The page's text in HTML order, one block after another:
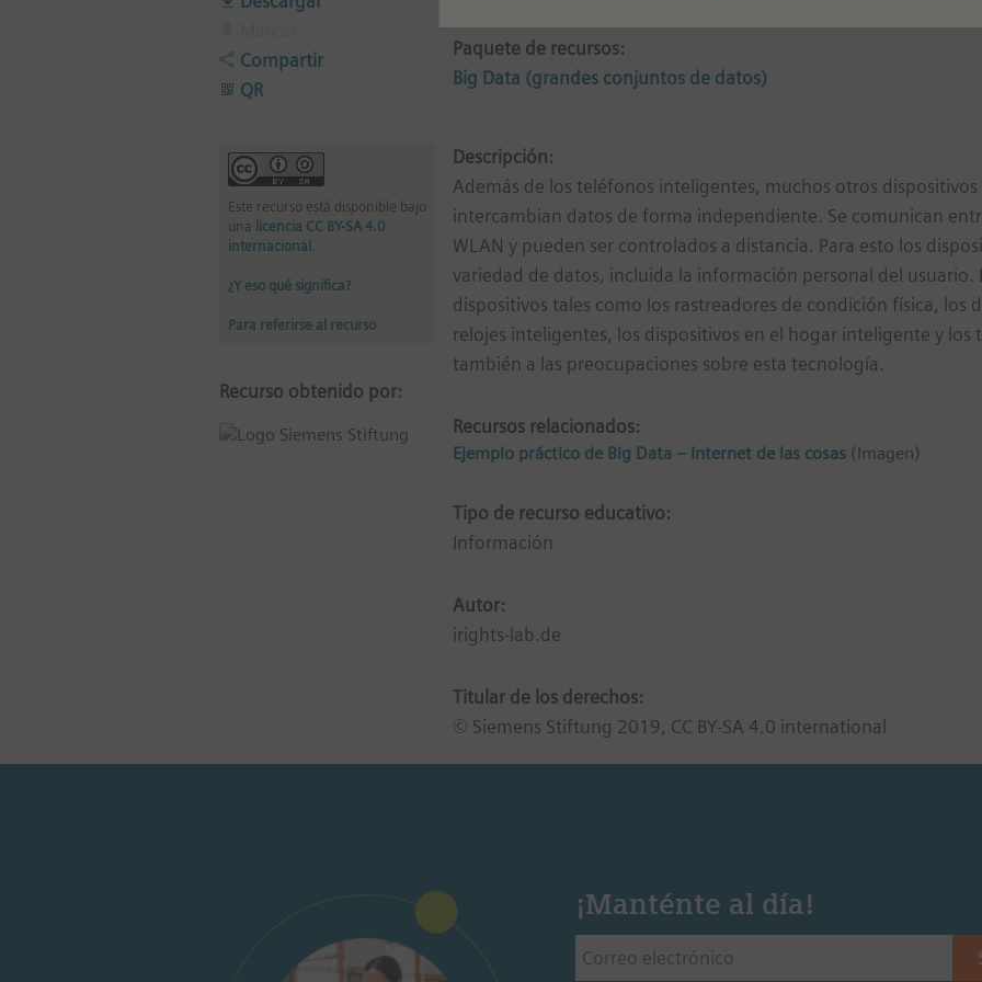
Compartir
QR
Este recurso está disponible bajo
una licencia CC BY-SA 4.0
internacional
¿Y eso qué significa?
Para referirse al recurso
Recurso obtenido por:
Paquete de recursos:
Big Data (grandes conjuntos de datos)
Descripción:
Además de los teléfonos inteligentes, muchos otros
intercambian datos de forma independiente. Se comunican
WLAN y pueden ser controlados a distancia. Para esto los
variedad de datos, incluida la información personal del usuario.
dispositivos tales como los rastreadores de condición física, los
relojes inteligentes, los dispositivos en el hogar inteligente y
también a las preocupaciones sobre esta tecnología.
Recursos relacionados:
Ejemplo práctico de Big Data – Internet de las cosas (Imagen)
Tipo de recurso educativo:
Información
Autor:
irights-lab.de
Titular de los derechos:
© Siemens Stiftung 2019, CC BY-SA 4.0 international
¡Manténte al día!